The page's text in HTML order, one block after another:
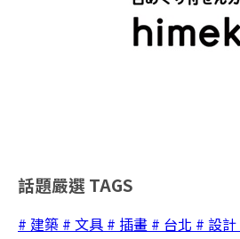
話題嚴選 TAGS
# 建築 # 文具 # 插畫 # 台北 # 設計